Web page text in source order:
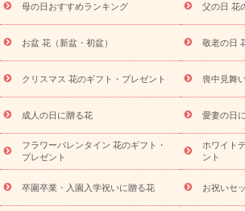
供え・お悔やみ商品一覧
お供え・お悔やみ
降に贈る花
通夜・葬儀に贈る花
お供え
お供え プリザーブドフラワー
ペットのお
盆・初盆）
その他 お祝い返し お見舞い
ビジネス用
ご自宅用 観葉植物 ミデ
ドフラワー
スタイルから探す アレンジ
ンド花
お祝い お供え・お悔やみ 胡蝶蘭
ディ胡蝶蘭・お祝い
ミディ胡蝶蘭・お供え
観葉植物
観葉植物 産直多肉植物
プ
お祝い
お供え・お悔やみ 花とセットギ
プチギフト（hanamore -ハナモア-）
花と
キューピットのeGfit
カラー ピンク イ
母の日おすすめランキング 父の日 花
お盆 花（新盆・初盆） 敬老の日
クリスマス 花のギフト・プレゼント 喪中見舞
成人の日に贈る花 愛妻の日
フラワーバレンタイン 花のギフト・
プレゼント
ホワイト
ント
卒園卒業・入園入学祝いに贈る花 お祝いセ